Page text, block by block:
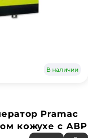
В наличии
Pramac
кожухе с АВР